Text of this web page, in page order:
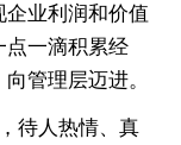
业利润和价值
点一滴积累经
管理层迈进。
待人热情、真